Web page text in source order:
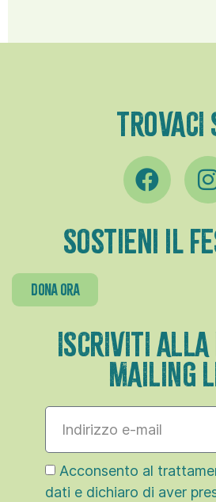
TROVACI
Sostieni il
dona ora
ISCRIVITI ALLA
MAILING
Acconsento al
dati e dichiaro di aver